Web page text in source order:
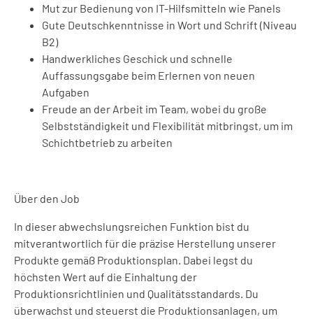
Mut zur Bedienung von IT-Hilfsmitteln wie Panels
Gute Deutschkenntnisse in Wort und Schrift (Niveau
B2)
Handwerkliches Geschick und schnelle
Auffassungsgabe beim Erlernen von neuen
Aufgaben
Freude an der Arbeit im Team, wobei du große
Selbstständigkeit und Flexibilität mitbringst, um im
Schichtbetrieb zu arbeiten
Über den Job
In dieser abwechslungsreichen Funktion bist du
mitverantwortlich für die präzise Herstellung unserer
Produkte gemäß Produktionsplan. Dabei legst du
höchsten Wert auf die Einhaltung der
Produktionsrichtlinien und Qualitätsstandards. Du
überwachst und steuerst die Produktionsanlagen, um